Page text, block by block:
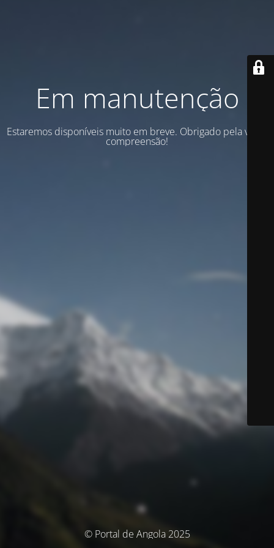
Em manutenção
Estaremos disponíveis muito em breve. Obrigado pela vossa
compreensão!
© Portal de Angola 2025